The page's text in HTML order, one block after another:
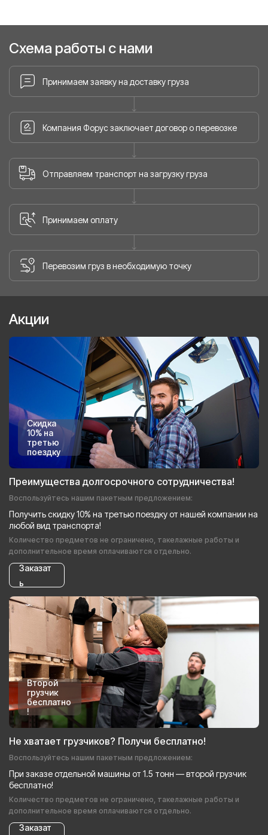
Схема работы с нами
Принимаем заявку на доставку груза
Компания Форус заключает договор о перевозке
Отправляем транспорт на загрузку груза
Принимаем оплату
Перевозим груз в необходимую точку
Акции
Скидка
10% на
третью
поездку
Преимущества долгосрочного сотрудничества!
Воспользуйтесь нашим пакетным предложением:
Получить скидку 10% на третью поездку от нашей компании на
любой вид транспорта!
Количество предметов не ограничено, такелажные работы и
дополнительное время оплачиваются отдельно.
Заказат
ь
Второй
грузчик
бесплатно
!
Не хватает грузчиков? Получи бесплатно!
Воспользуйтесь нашим пакетным предложением:
При заказе отдельной машины от 1.5 тонн — второй грузчик
бесплатно!
Количество предметов не ограничено, такелажные работы и
дополнительное время оплачиваются отдельно.
Заказат